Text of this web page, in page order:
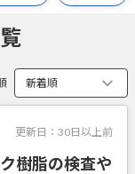
更新日： 30日以上前
樹脂の検査や